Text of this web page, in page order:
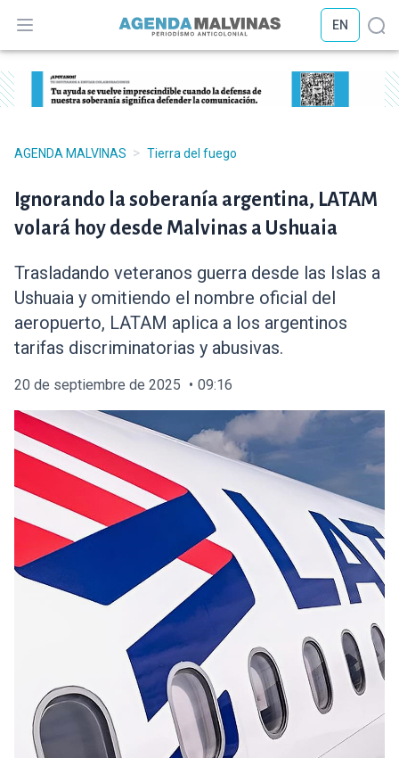
Abrir menú
EN
AGENDA MALVINAS > Tierra del fuego
Ignorando la soberanía argentina, LATAM
volará hoy desde Malvinas a Ushuaia
Trasladando veteranos guerra desde las Islas a
Ushuaia y omitiendo el nombre oficial del
aeropuerto, LATAM aplica a los argentinos
tarifas discriminatorias y abusivas.
20 de septiembre de 2025 09:16